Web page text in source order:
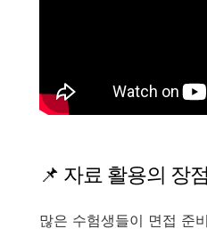
📌 자료 활용의 장점
많은 수험생들이 면접 준